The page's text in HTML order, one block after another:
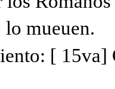
mueuen.
[ 15va]